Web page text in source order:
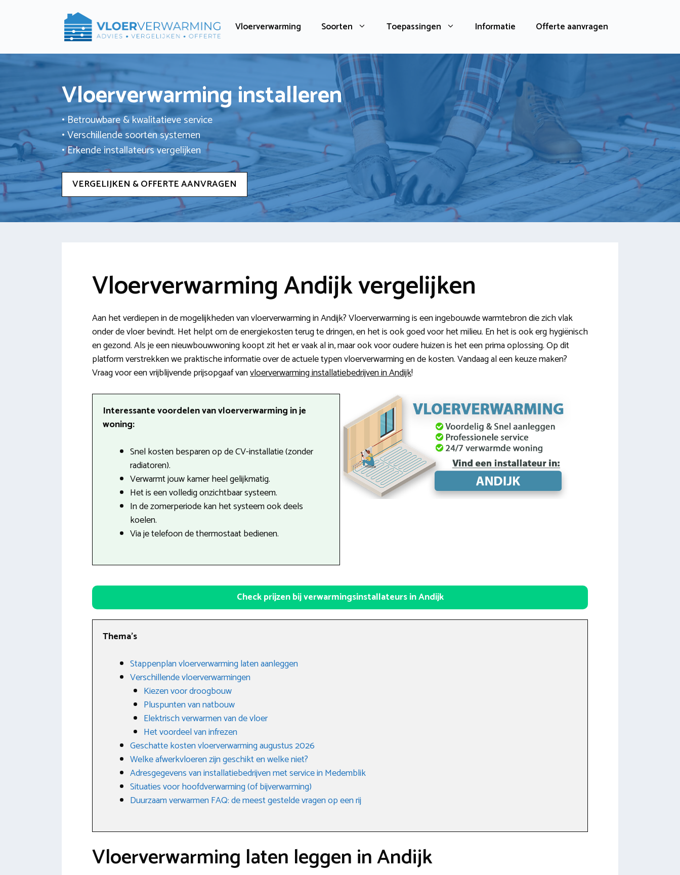
Vloerverwarming Soorten Toepassingen Informatie Offerte aanvragen
Vloerverwarming installeren
• Betrouwbare & kwalitatieve service
• Verschillende soorten systemen
• Erkende installateurs vergelijken
VERGELIJKEN & OFFERTE AANVRAGEN
Vloerverwarming Andijk vergelijken
Aan het verdiepen in de mogelijkheden van vloerverwarming in Andijk? Vloerverwarming is een ingebouwde warmtebron die zich vlak
onder de vloer bevindt. Het helpt om de energiekosten terug te dringen, en het is ook goed voor het milieu. En het is ook erg hygiënisch
en gezond. Als je een nieuwbouwwoning koopt zit het er vaak al in, maar ook voor oudere huizen is het een prima oplossing. Op dit
platform verstrekken we praktische informatie over de actuele typen vloerverwarming en de kosten. Vandaag al een keuze maken?
Vraag voor een vrijblijvende prijsopgaaf vanvloerverwarming installatiebedrijven in Andijk!
Interessante voordelen van vloerverwarming in je
woning:
Snel kosten besparen op de CV-installatie (zonder
radiatoren).
Verwarmt jouw kamer heel gelijkmatig.
Het is een volledig onzichtbaar systeem.
In de zomerperiode kan het systeem ook deels
koelen.
Via je telefoon de thermostaat bedienen.
Check prijzen bij verwarmingsinstallateurs in Andijk
Thema’s
Stappenplan vloerverwarming laten aanleggen
Verschillende vloerverwarmingen
Kiezen voor droogbouw
Pluspunten van natbouw
Elektrisch verwarmen van de vloer
Het voordeel van infrezen
Geschatte kosten vloerverwarming augustus 2026
Welke afwerkvloeren zijn geschikt en welke niet?
Adresgegevens van installatiebedrijven met service in Medemblik
Situaties voor hoofdverwarming (of bijverwarming)
Duurzaam verwarmen FAQ: de meest gestelde vragen op een rij
Vloerverwarming laten leggen in Andijk